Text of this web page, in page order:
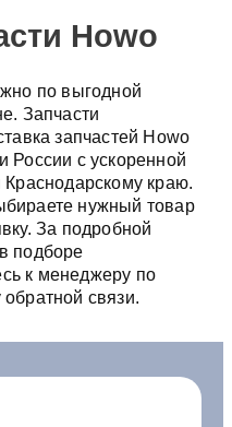
Howo
по выгодной
Запчасти
запчастей Howo
России с ускоренной
Краснодарскому краю.
нужный товар
За подробной
подборе
к менеджеру по
связи.